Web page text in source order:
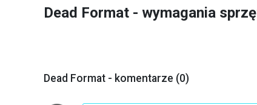
Dead Format - wymagania
Dead Format - komentarze (0)